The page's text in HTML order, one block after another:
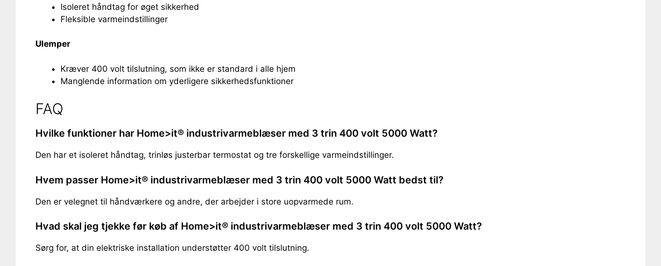
Isoleret håndtag for øget sikkerhed
Fleksible varmeindstillinger
Ulemper
Kræver 400 volt tilslutning, som ikke er standard i alle hjem
Manglende information om yderligere sikkerhedsfunktioner
FAQ
Hvilke funktioner har Home>it® industrivarmeblæser med 3 trin 400 volt 5000 Watt?
Den har et isoleret håndtag, trinløs justerbar termostat og tre forskellige varmeindstillinger.
Hvem passer Home>it® industrivarmeblæser med 3 trin 400 volt 5000 Watt bedst til?
Den er velegnet til håndværkere og andre, der arbejder i store uopvarmede rum.
Hvad skal jeg tjekke før køb af Home>it® industrivarmeblæser med 3 trin 400 volt 5000 Watt?
Sørg for, at din elektriske installation understøtter 400 volt tilslutning.